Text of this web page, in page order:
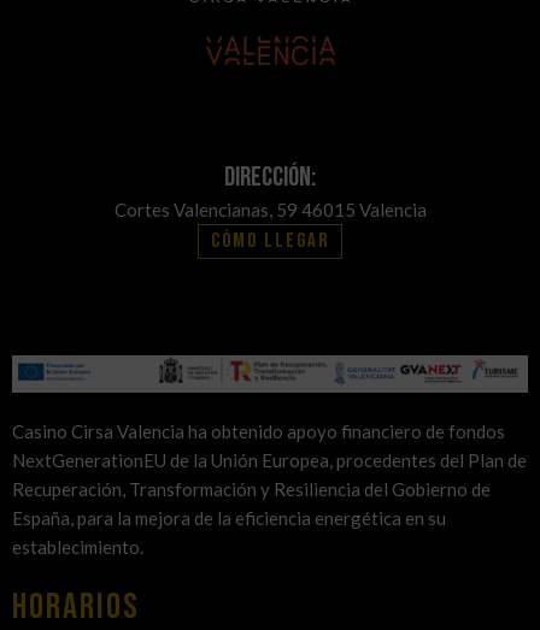
Dirección:
Cortes Valencianas, 59 46015 Valencia
Cómo llegar
Casino Cirsa Valencia ha obtenido apoyo financiero de fondos
NextGenerationEU de la Unión Europea, procedentes del Plan de
Recuperación, Transformación y Resiliencia del Gobierno de
España, para la mejora de la eficiencia energética en su
establecimiento.
HORARIOS